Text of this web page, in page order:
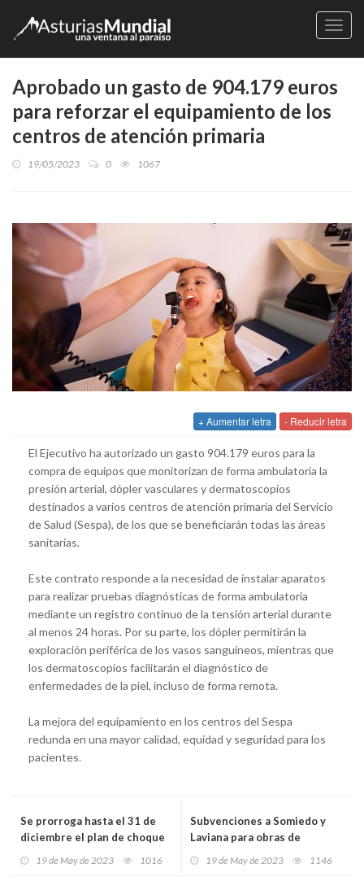
Aprobado un gasto de 904.179 euros
para reforzar el equipamiento de los
centros de atención primaria
19/05/2023 0 1067
+ Aumentar letra - Reducir letra
El Ejecutivo ha autorizado un gasto 904.179 euros para la
compra de equipos que monitorizan de forma ambulatoria la
presión arterial, dópler vasculares y dermatoscopios
destinados a varios centros de atención primaria del Servicio
de Salud (Sespa), de los que se beneficiarán todas las áreas
sanitarias.
Este contrato responde a la necesidad de instalar aparatos
para realizar pruebas diagnósticas de forma ambulatoria
mediante un registro continuo de la tensión arterial durante
al menos 24 horas. Por su parte, los dópler permitirán la
exploración periférica de los vasos sanguíneos, mientras que
los dermatoscopios facilitarán el diagnóstico de
enfermedades de la piel, incluso de forma remota.
La mejora del equipamiento en los centros del Sespa
redunda en una mayor calidad, equidad y seguridad para los
pacientes.
Se prorroga hasta el 31 de
diciembre el plan de choque
espera sanitarias
19 de May de 2023 1016
Subvenciones a Somiedo y
Laviana para obras de
de casi 120.000 euros
19 de May de 2023 1146